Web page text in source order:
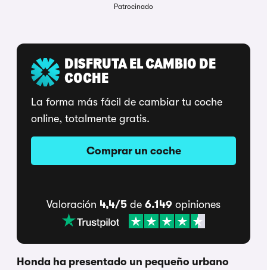
Patrocinado
DISFRUTA EL CAMBIO DE
COCHE
La forma más fácil de cambiar tu coche
online, totalmente gratis.
Comprar un coche
Valoración 4,4/5 de 6.149 opiniones
Honda ha presentado un pequeño urbano